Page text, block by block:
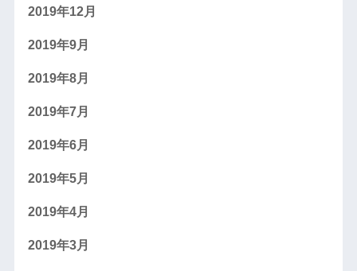
2019年12月
2019年9月
2019年8月
2019年7月
2019年6月
2019年5月
2019年4月
2019年3月